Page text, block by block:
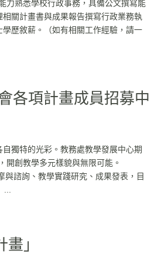
力熟悉學校行政事務，具備公文撰寫能
關計畫書與成果報告撰寫行政業務執
歷敘薪。（如有相關工作經驗，請一
各項計畫成員招募中
獨特的光彩。教務處教學發展中心期
開創教學多元樣貌與無限可能。
諮詢、教學實踐研究、成果發表，目
」